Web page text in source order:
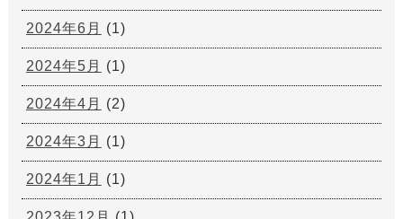
2024年6月 (1)
2024年5月 (1)
2024年4月 (2)
2024年3月 (1)
2024年1月 (1)